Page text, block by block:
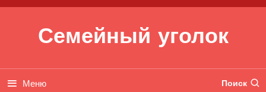
Перейти к содержимому
Семейный уголок
Меню Поиск